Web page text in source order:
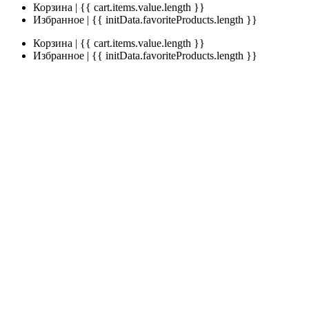
Корзина | {{ cart.items.value.length }}
Избранное | {{ initData.favoriteProducts.length }}
Корзина | {{ cart.items.value.length }}
Избранное | {{ initData.favoriteProducts.length }}